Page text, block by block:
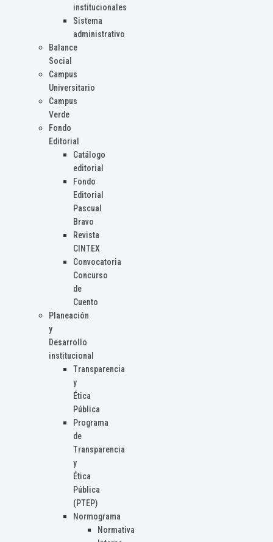
institucionales
Sistema
administrativo
Balance
Social
Campus
Universitario
Campus
Verde
Fondo
Editorial
Catálogo
editorial
Fondo
Editorial
Pascual
Bravo
Revista
CINTEX
Convocatoria
Concurso
de
Cuento
Planeación
y
Desarrollo
institucional
Transparencia
y
Ética
Pública
Programa
de
Transparencia
y
Ética
Pública
(PTEP)
Normograma
Normativa